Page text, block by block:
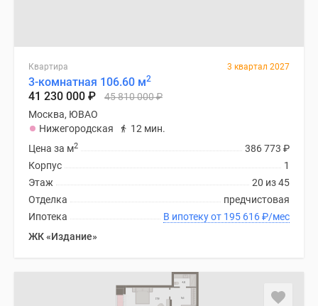
Квартира 3 квартал 2027
3-комнатная 106.60 м2
41 230 000 ₽ 45 810 000₽
Москва, ЮВАО
Нижегородская
12 мин.
386 773 ₽
Цена за м2
1
Корпус
20 из 45
Этаж
предчистовая
Отделка
В ипотеку от 195 616₽/мес
Ипотека
ЖК «Издание»